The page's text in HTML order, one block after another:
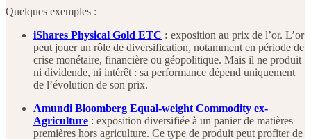
Quelques exemples :
iShares Physical Gold ETC : exposition au prix de l’or. L’or
peut jouer un rôle de diversification, notamment en période de
crise monétaire, financière ou géopolitique. Mais il ne produit
ni dividende, ni intérêt : sa performance dépend uniquement
de l’évolution de son prix.
Amundi Bloomberg Equal-weight Commodity ex-
Agriculture : exposition diversifiée à un panier de matières
premières hors agriculture. Ce type de produit peut profiter de